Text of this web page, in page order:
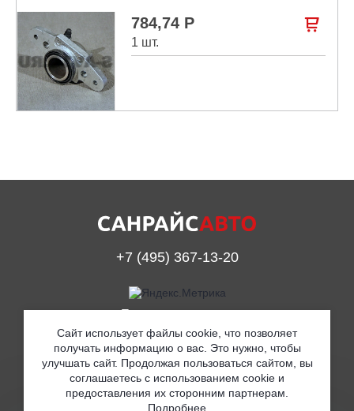
784,74 Р
1 шт.

+7 (495) 367-13-20
Принимаем к оплате
© ООО «Санрайс Авто» 2019
Согласие на обработку персональных данных
Сайт использует файлы cookie, что позволяет
получать информацию о вас. Это нужно, чтобы
улучшать сайт. Продолжая пользоваться сайтом, вы
соглашаетесь с использованием cookie и
предоставления их сторонним партнерам.
Подробнее